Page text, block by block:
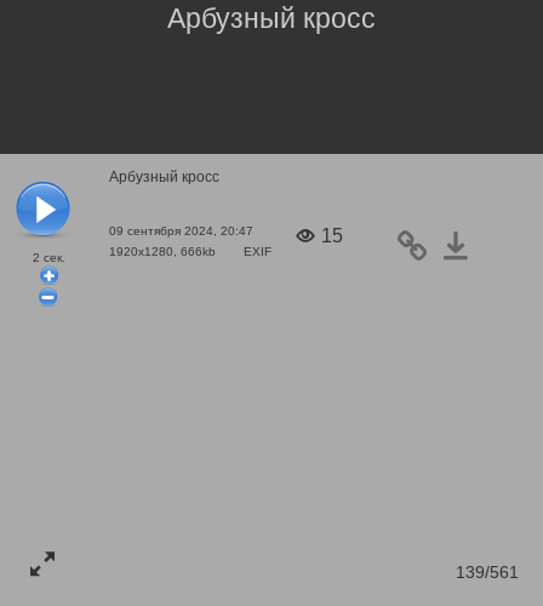
2 сек.
Арбузный кросс
09 сентября 2024, 20:47
1920x1280, 666kb
EXIF
15
139/561
Арбузный кросс